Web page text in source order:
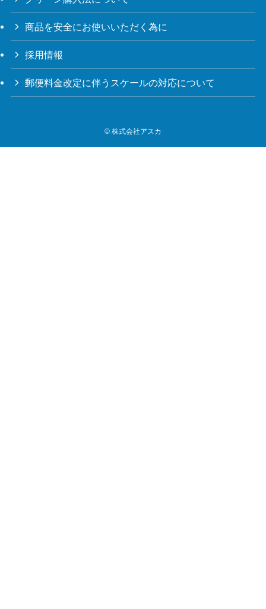
商品を安全にお使いいただく為に
採用情報
郵便料金改定に伴うスケールの対応について
© 株式会社アスカ